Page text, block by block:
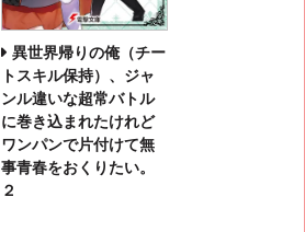
異世界帰りの俺（チー
トスキル保持）、ジャ
ンル違いな超常バトル
に巻き込まれたけれど
ワンパンで片付けて無
事青春をおくりたい。
２